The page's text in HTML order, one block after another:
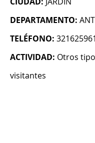
DEPARTAMENTO:
TELÉFONO:
ACTIVIDAD: Otros
visitantes